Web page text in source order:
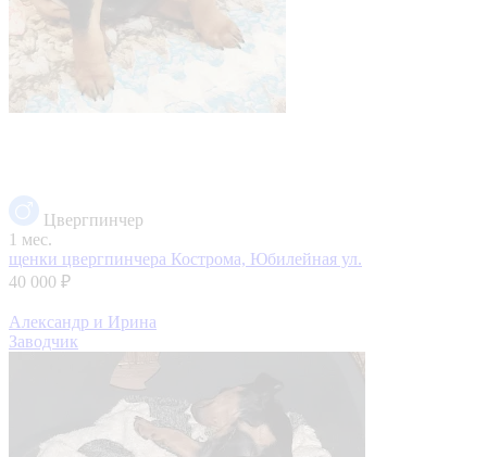
Цвергпинчер
1 мес.
щенки цвергпинчера Кострома, Юбилейная ул.
40 000 ₽
Александр и Ирина
Заводчик